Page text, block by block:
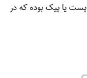
پست یا پیک بوده که در